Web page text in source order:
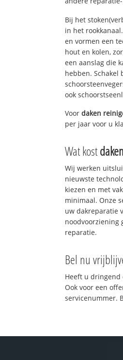
Bij het
in het
en vormen een
hout en kolen,
een aanslag die
hebben.
ook
Voordaken
per jaar voor u
Wat kost
Wij werken
nieuwste
kiezen en met
minimaal. Onze
uw dakreparatie
noodvoorziening
reparatie.
Bel nu
Heeft u dringend
Ook voor een
servicenummer.